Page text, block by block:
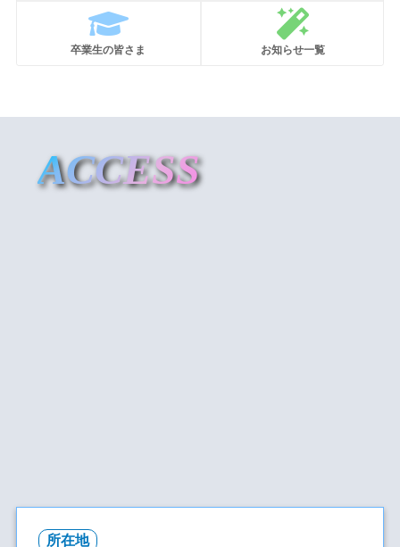
卒業生の皆さま お知らせ一覧
ACCESS
所在地